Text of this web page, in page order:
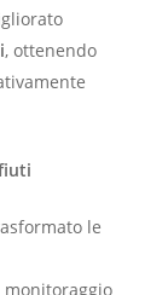
, ottenendo
le
monitoraggio